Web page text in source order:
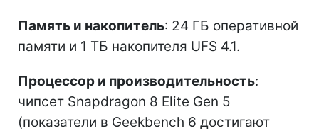
Память и накопитель: 24 ГБ оперативной
памяти и 1 ТБ накопителя UFS 4.1.
Процессор и производительность:
чипсет Snapdragon 8 Elite Gen 5
(показатели в Geekbench 6 достигают